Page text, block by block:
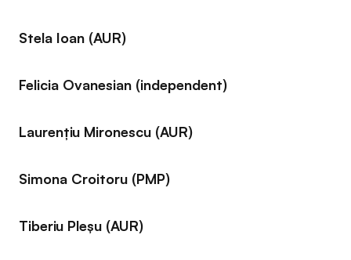
Stela Ioan (AUR)
Felicia Ovanesian (independent)
Laurențiu Mironescu (AUR)
Simona Croitoru (PMP)
Tiberiu Pleșu (AUR)